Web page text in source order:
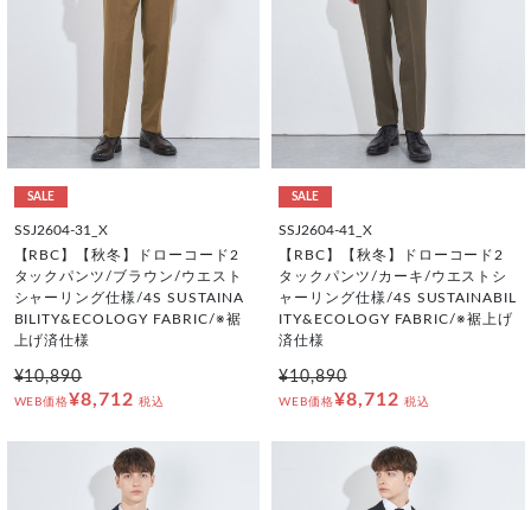
SALE
SSJ2604-31_X
【RBC】【秋冬】ドローコード2
タックパンツ/ブラウン/ウエスト
シャーリング仕様/4S SUSTAINA
BILITY&ECOLOGY FABRIC/※裾
上げ済仕様
¥10,890
WEB価格¥8,712 税込
SALE
SSJ2604-41_X
【RBC】【秋冬】ドローコード2
タックパンツ/カーキ/ウエストシ
ャーリング仕様/4S SUSTAINABIL
ITY&ECOLOGY FABRIC/※裾上げ
済仕様
¥10,890
WEB価格¥8,712 税込